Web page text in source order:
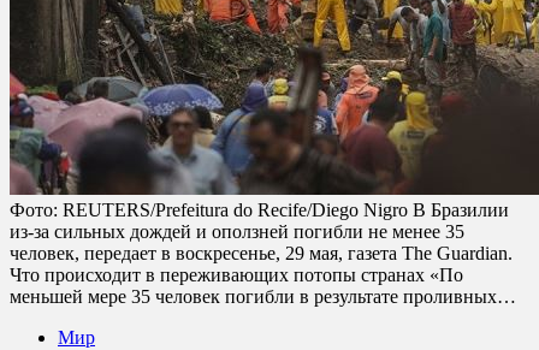
Фото: REUTERS/Prefeitura do Recife/Diego Nigro В Бразилии
из-за сильных дождей и оползней погибли не менее 35
человек, передает в воскресенье, 29 мая, газета The Guardian.
Что происходит в переживающих потопы странах «По
меньшей мере 35 человек погибли в результате проливных…
Мир